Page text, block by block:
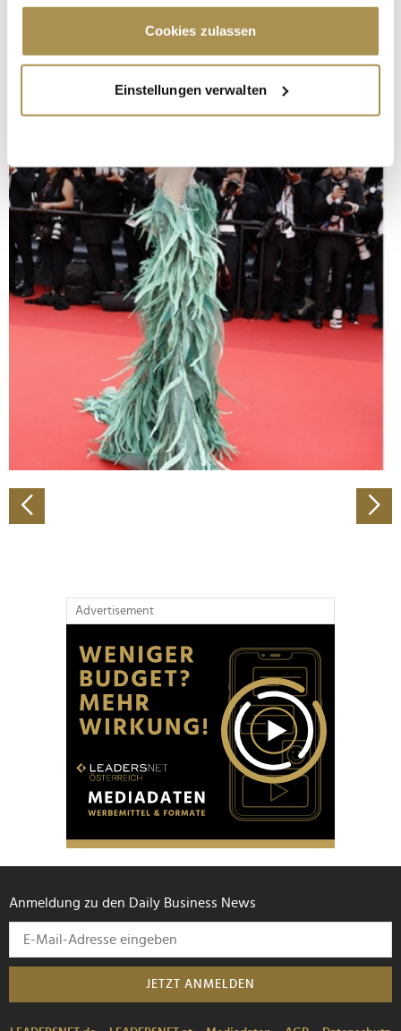
Cookie-Erklärung oder durch Klicken auf das Privacy
Trigger Symbol ändern oder widerrufen
Informationen über Ihre geografische Lage
erfassen, welche bis auf einige Meter genau sein
bestimmten Merkmalen (Fingerprinting) identifizieren
Erfahren Sie mehr darüber, wie Ihre persönlichen Daten
verarbeitet werden, und legen Sie Ihre Präferenzen im
Abschnitt Einzelheitenfest.
Wir verwenden Cookies, um Inhalte und Anzeigen zu
personalisieren, Funktionen für soziale Medien anbieten
zu können und die Zugriffe auf unsere Website zu
analysieren. Außerdem geben wir Informationen zu Ihrer
Verwendung unserer Website an unsere Partner für
soziale Medien, Werbung und Analysen weiter. Unsere
Partner führen diese Informationen möglicherweise mit
weiteren Daten zusammen, die Sie ihnen bereitgestellt
haben oder die sie im Rahmen Ihrer Nutzung der Dienste
gesammelt haben.
Cookies zulassen
Einstellungen verwalten
Advertisement
Anmeldung zu den Daily Business News
JETZT ANMELDEN